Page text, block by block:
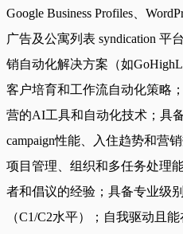
Google Business Profiles、
广告及公寓列表 syndication 平
销自动化解决方案（如
客户培育和工作流自动化策略
营的AI工具和自动化技术；具
campaign性能、入住趋势和营
项目管理、组织和多任务处理
者和倡议的经验；具备专业级
（C1/C2水平）；自我驱动且